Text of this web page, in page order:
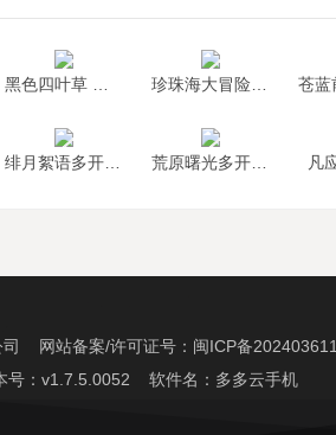
凡
司 网站备案/许可证号： 闽ICP备
号：v1.7.5.0052 软件名：多多云手机